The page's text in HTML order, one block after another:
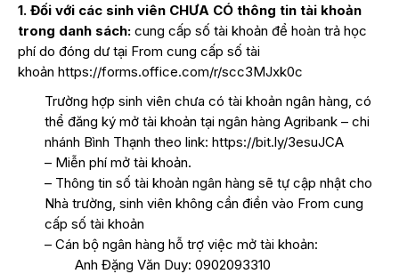
1. Đối với các sinh viên CHƯA CÓ thông tin tài khoản
trong danh sách: cung cấp số tài khoản để hoàn trả học
phí do đóng dư tại From cung cấp số tài
khoản https://forms.office.com/r/scc3MJxk0c
Trường hợp sinh viên chưa có tài khoản ngân hàng, có
thể đăng ký mở tài khoản tại ngân hàng Agribank – chi
nhánh Bình Thạnh theo link: https://bit.ly/3esuJCA
– Miễn phí mở tài khoản.
– Thông tin số tài khoản ngân hàng sẽ tự cập nhật cho
Nhà trường, sinh viên không cần điền vào From cung
cấp số tài khoản
– Cán bộ ngân hàng hỗ trợ việc mở tài khoản:
Anh Đặng Văn Duy: 0902093310